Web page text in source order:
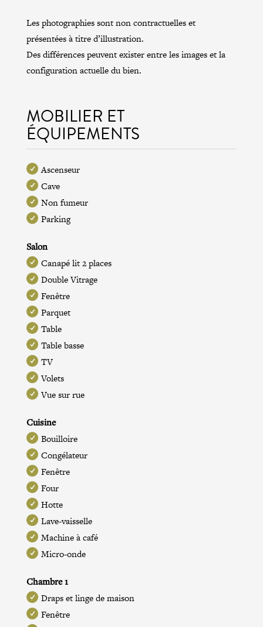
Les photographies sont non contractuelles et
présentées à titre d’illustration.
Des différences peuvent exister entre les images et la
configuration actuelle du bien.
MOBILIER ET
ÉQUIPEMENTS
Ascenseur
Cave
Non fumeur
Parking
Salon
Canapé lit 2 places
Double Vitrage
Fenêtre
Parquet
Table
Table basse
TV
Volets
Vue sur rue
Cuisine
Bouilloire
Congélateur
Fenêtre
Four
Hotte
Lave-vaisselle
Machine à café
Micro-onde
Chambre 1
Draps et linge de maison
Fenêtre